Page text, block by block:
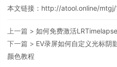
本文链接： http://atool.online/
上一篇 > 如何免费激活
下一篇 > EV录屏如何自定义光标阴
颜色教程